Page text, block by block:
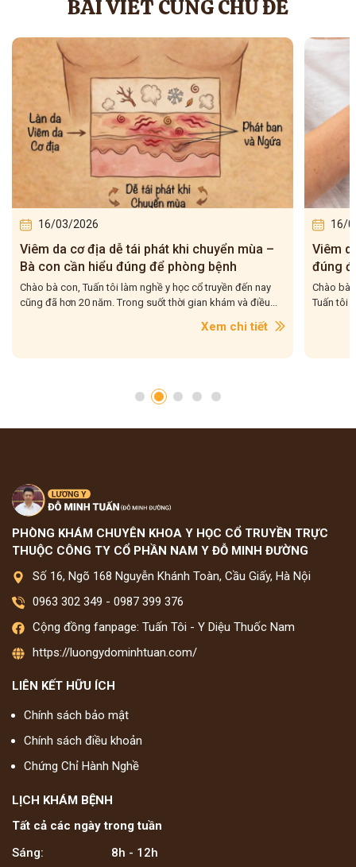
BÀI VIẾT CÙNG CHỦ ĐỀ
16/03/2026
Viêm da cơ địa tái đi tái lại – Bà con hiểu
đúng để điều trị cho dứt điểm
Chào bà con, Viêm da cơ địa tái đi tái lại là tình trạng mà
Tuấn tôi gặp rất nhiều trong quá trình hơn 20...
Xem chi tiết
16/
5 bài
–
Chào bà
tôi gặp
PHÒNG KHÁM CHUYÊN KHOA Y HỌC CỔ TRUYỀN TRỰC
THUỘC CÔNG TY CỔ PHẦN NAM Y ĐỖ MINH ĐƯỜNG
Số 16, Ngõ 168 Nguyễn Khánh Toàn, Cầu Giấy, Hà Nội
0963 302 349 - 0987 399 376
Cộng đồng fanpage: Tuấn Tôi - Y Diệu Thuốc Nam
https://luongydominhtuan.com/
LIÊN KẾT HỮU ÍCH
Chính sách bảo mật
Chính sách điều khoản
Chứng Chỉ Hành Nghề
LỊCH KHÁM BỆNH
Tất cả các ngày trong tuần
Sáng:
8h - 12h